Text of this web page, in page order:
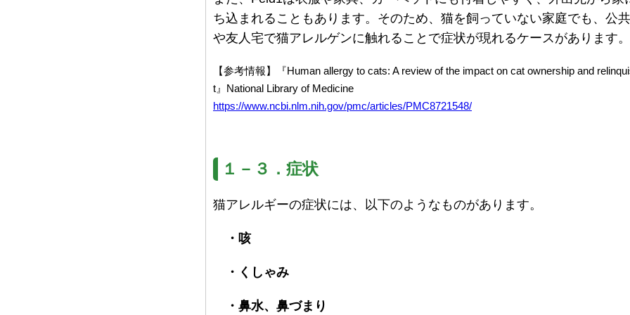
ち込まれることもあります。そのため、猫を飼っていない家庭でも、公
や友人宅で猫アレルゲンに触れることで症状が現れるケースがあります。
【参考情報】『Human allergy to cats: A review of the impact on cat ownership and
t』National Library of Medicine
https://www.ncbi.nlm.nih.gov/pmc/articles/PMC8721548/
１－３．症状
猫アレルギーの症状には、以下のようなものがあります。
・咳
・くしゃみ
・鼻水、鼻づまり